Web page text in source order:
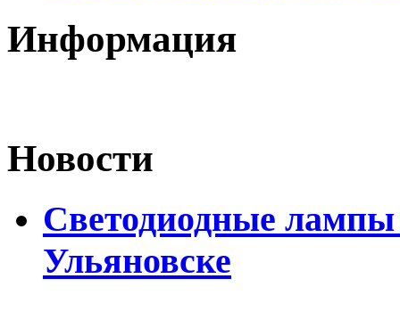
Информация
Новости
Светодиодные
Ульяновске